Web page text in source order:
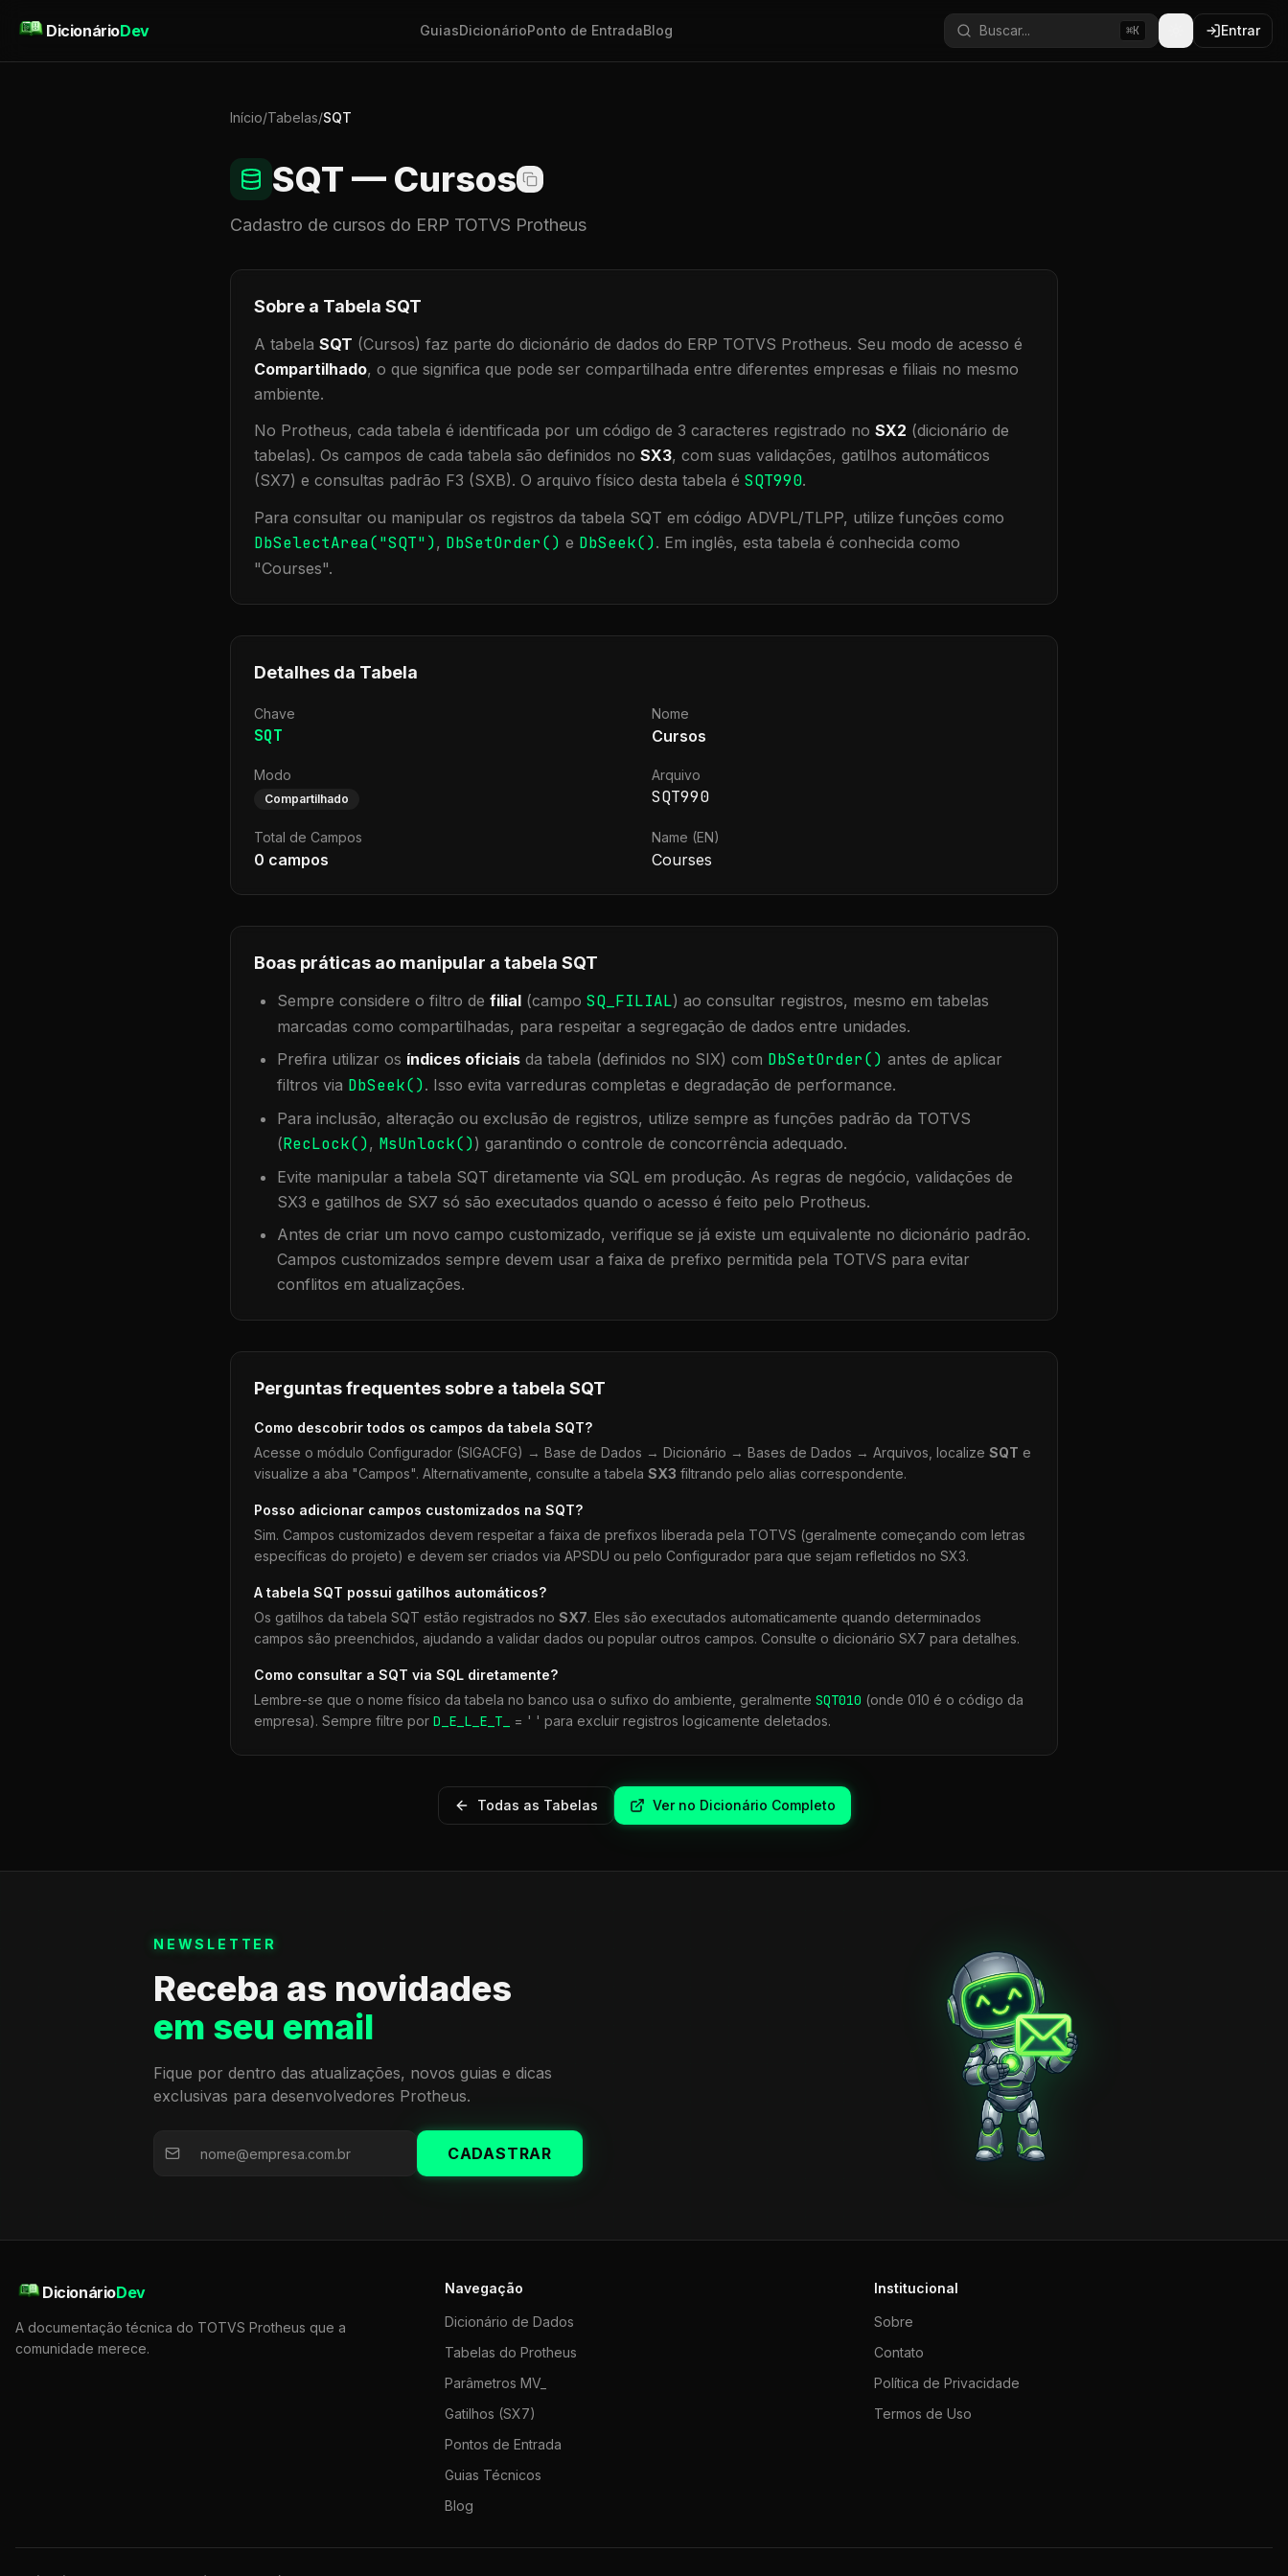
DicionárioDev GuiasDicionárioPonto de EntradaBlog Buscar... ⌘K Entrar
Início/Tabelas/SQT
SQT — Cursos
Cadastro de cursos do ERP TOTVS Protheus
Sobre a Tabela SQT
A tabela SQT (Cursos) faz parte do dicionário de dados do ERP TOTVS Protheus. Seu modo de acesso é
Compartilhado, o que significa que pode ser compartilhada entre diferentes empresas e filiais no mesmo
ambiente.
No Protheus, cada tabela é identificada por um código de 3 caracteres registrado no SX2 (dicionário de
tabelas). Os campos de cada tabela são definidos no SX3, com suas validações, gatilhos automáticos
(SX7) e consultas padrão F3 (SXB). O arquivo físico desta tabela é SQT990.
Para consultar ou manipular os registros da tabela SQT em código ADVPL/TLPP, utilize funções como
DbSelectArea("SQT"), DbSetOrder() e DbSeek(). Em inglês, esta tabela é conhecida como
"Courses".
Detalhes da Tabela
Chave
SQT
Nome
Cursos
Modo
Compartilhado
Arquivo
SQT990
Total de Campos
0 campos
Name (EN)
Courses
Boas práticas ao manipular a tabela SQT
Sempre considere o filtro de filial (campo SQ_FILIAL) ao consultar registros, mesmo em tabelas
marcadas como compartilhadas, para respeitar a segregação de dados entre unidades.
Prefira utilizar os índices oficiais da tabela (definidos no SIX) com DbSetOrder() antes de aplicar
filtros via DbSeek(). Isso evita varreduras completas e degradação de performance.
Para inclusão, alteração ou exclusão de registros, utilize sempre as funções padrão da TOTVS
(RecLock(), MsUnlock()) garantindo o controle de concorrência adequado.
Evite manipular a tabela SQT diretamente via SQL em produção. As regras de negócio, validações de
SX3 e gatilhos de SX7 só são executados quando o acesso é feito pelo Protheus.
Antes de criar um novo campo customizado, verifique se já existe um equivalente no dicionário padrão.
Campos customizados sempre devem usar a faixa de prefixo permitida pela TOTVS para evitar
conflitos em atualizações.
Perguntas frequentes sobre a tabela SQT
Como descobrir todos os campos da tabela SQT?
Acesse o módulo Configurador (SIGACFG) → Base de Dados → Dicionário → Bases de Dados → Arquivos, localize SQT e
visualize a aba "Campos". Alternativamente, consulte a tabela SX3 filtrando pelo alias correspondente.
Posso adicionar campos customizados na SQT?
Sim. Campos customizados devem respeitar a faixa de prefixos liberada pela TOTVS (geralmente começando com letras
específicas do projeto) e devem ser criados via APSDU ou pelo Configurador para que sejam refletidos no SX3.
A tabela SQT possui gatilhos automáticos?
Os gatilhos da tabela SQT estão registrados no SX7. Eles são executados automaticamente quando determinados
campos são preenchidos, ajudando a validar dados ou popular outros campos. Consulte o dicionário SX7 para detalhes.
Como consultar a SQT via SQL diretamente?
Lembre-se que o nome físico da tabela no banco usa o sufixo do ambiente, geralmente SQT010 (onde 010 é o código da
empresa). Sempre filtre por D_E_L_E_T_ = ' ' para excluir registros logicamente deletados.
Todas as Tabelas Ver no Dicionário Completo
NEWSLETTER
Receba as novidades
em seu email
Fique por dentro das atualizações, novos guias e dicas
exclusivas para desenvolvedores Protheus.
CADASTRAR
DicionárioDev
A documentação técnica do TOTVS Protheus que a
comunidade merece.
Navegação
Dicionário de Dados
Tabelas do Protheus
Parâmetros MV_
Gatilhos (SX7)
Pontos de Entrada
Guias Técnicos
Blog
Institucional
Sobre
Contato
Política de Privacidade
Termos de Uso